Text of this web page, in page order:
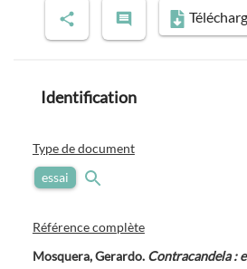
Identification
Type de document
essai
Référence complète
Mosquera, Gerardo. Contracandela :